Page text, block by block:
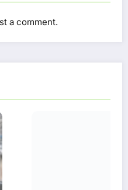
a comment.